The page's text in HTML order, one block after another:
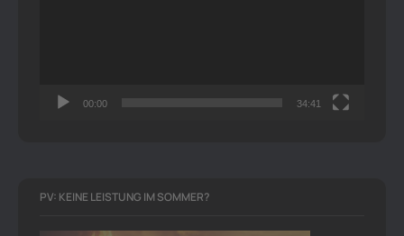
00:00 34:41
PV: KEINE LEISTUNG IM SOMMER?